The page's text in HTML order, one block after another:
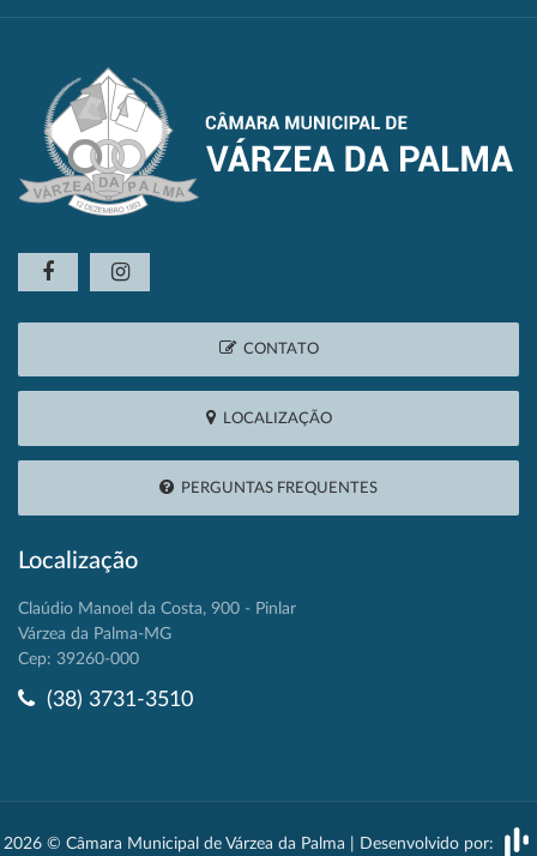
CONTATO
LOCALIZAÇÃO
PERGUNTAS FREQUENTES
Localização
Claúdio Manoel da Costa, 900 - Pinlar
Várzea da Palma-MG
Cep: 39260-000
(38) 3731-3510
2026 © Câmara Municipal de Várzea da Palma | Desenvolvido por: